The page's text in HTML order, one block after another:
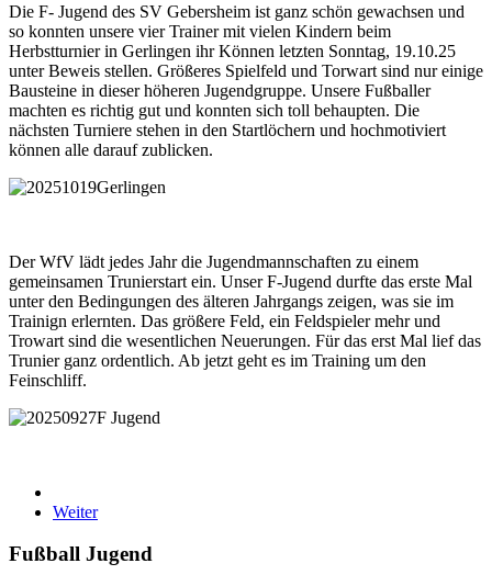
Die F- Jugend des SV Gebersheim ist ganz schön gewachsen und
so konnten unsere vier Trainer mit vielen Kindern beim
Herbstturnier in Gerlingen ihr Können letzten Sonntag, 19.10.25
unter Beweis stellen. Größeres Spielfeld und Torwart sind nur einige
Bausteine in dieser höheren Jugendgruppe. Unsere Fußballer
machten es richtig gut und konnten sich toll behaupten. Die
nächsten Turniere stehen in den Startlöchern und hochmotiviert
können alle darauf zublicken.
Der WfV lädt jedes Jahr die Jugendmannschaften zu einem
gemeinsamen Trunierstart ein. Unser F-Jugend durfte das erste Mal
unter den Bedingungen des älteren Jahrgangs zeigen, was sie im
Trainign erlernten. Das größere Feld, ein Feldspieler mehr und
Trowart sind die wesentlichen Neuerungen. Für das erst Mal lief das
Trunier ganz ordentlich. Ab jetzt geht es im Training um den
Feinschliff.
Weiter
Fußball Jugend